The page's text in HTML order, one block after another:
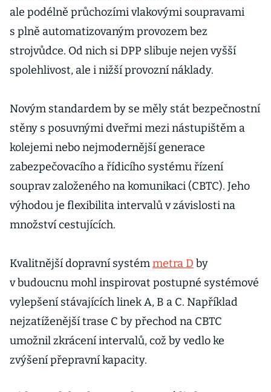
ale podélně průchozími vlakovými soupravami
s plně automatizovaným provozem bez
strojvůdce. Od nich si DPP slibuje nejen vyšší
spolehlivost, ale i nižší provozní náklady.
Novým standardem by se měly stát bezpečnostní
stěny s posuvnými dveřmi mezi nástupištěm a
kolejemi nebo nejmodernější generace
zabezpečovacího a řídicího systému řízení
souprav založeného na komunikaci (CBTC). Jeho
výhodou je flexibilita intervalů v závislosti na
množství cestujících.
Kvalitnější dopravní systémmetra D by
v budoucnu mohl inspirovat postupné systémové
vylepšení stávajících linek A, B a C. Například
nejzatíženější trase C by přechod na CBTC
umožnil zkrácení intervalů, což by vedlo ke
zvýšení přepravní kapacity.